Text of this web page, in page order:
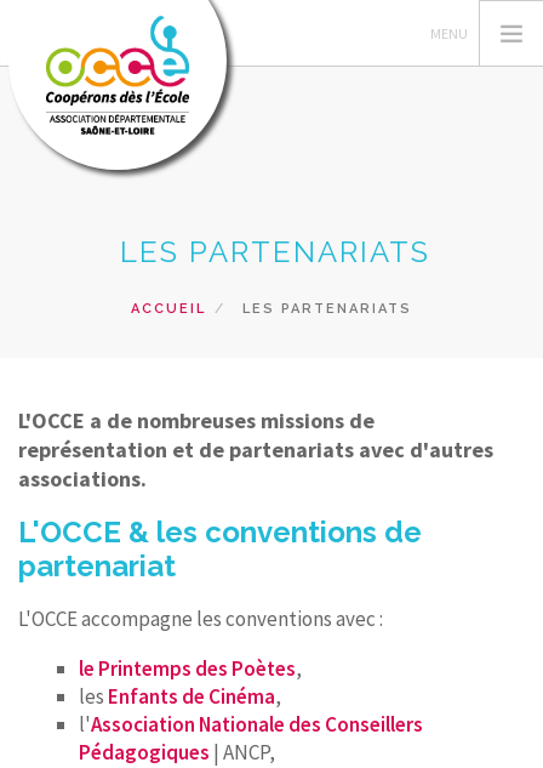
GERER SA COOPERATIVE
RECHERCHER
CONTACT
LES PARTENARIATS
ACCUEIL LES PARTENARIATS
L'OCCE a de nombreuses missions de
représentation et de partenariats avec d'autres
associations.
L'OCCE & les conventions de
partenariat
L'OCCE accompagne les conventions avec :
le Printemps des Poètes,
les Enfants de Cinéma,
l'Association Nationale des Conseillers
Pédagogiques | ANCP,